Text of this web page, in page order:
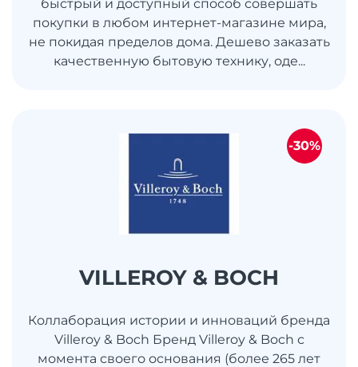
быстрый и доступный способ совершать
покупки в любом интернет-магазине мира,
не покидая пределов дома. Дешево заказать
качественную бытовую технику, оде...
VILLEROY & BOCH
Коллаборация истории и инноваций бренда
Villeroy & Boch Бренд Villeroy & Boch с
момента своего основания (более 265 лет
-30%